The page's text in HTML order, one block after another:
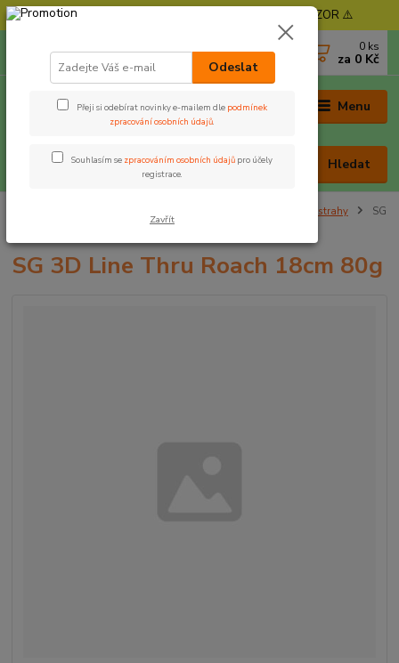
⚠️ POZOR - Objednávky expedujeme od 11. 8. - POZOR ⚠️
Menu
Hledat
0 ks
za 0 Kč
Gumové nástrahy
SG
3D Line Thru Roach 18cm 80g
SG 3D Line Thru Roach 18cm 80g
Odeslat
Přeji si odebírat novinky e-mailem dle podmínek
zpracování osobních údajů.
Souhlasím se zpracováním osobních údajů pro účely
registrace.
Zavřít